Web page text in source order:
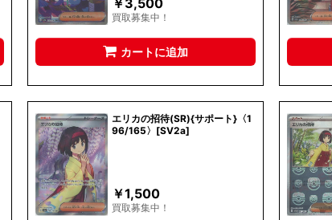
買取募集中！
カートに追加
エリカの招待(SR){サポート}〈1
96/165〉[SV2a]
￥1,500
買取募集中！